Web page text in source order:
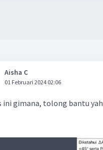
Aisha C
01 Februari 2024 02:06
ini gimana, tolong bantu yah